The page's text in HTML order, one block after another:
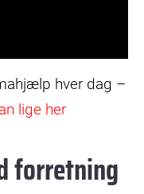
hver dag –
lige her
forretning